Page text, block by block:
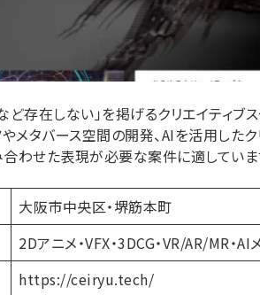
存在しない」を掲げるクリエイティブ
やメタバース空間の開発、AIを活用した
わせた表現が必要な案件に適していま
大阪市中央区・堺筋本町
2Dアニメ・VFX・3DCG・VR/AR/MR・AI
https://ceiryu.tech/